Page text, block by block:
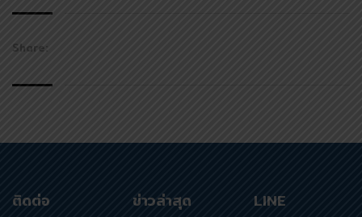
Share:
ติดต่อ ข่าวล่าสุด LINE